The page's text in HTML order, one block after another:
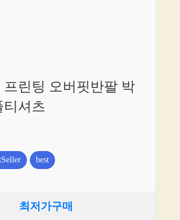
프린팅 오버핏반팔 박
티셔츠
best
최저가구매